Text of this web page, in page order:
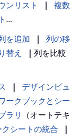
ンリスト
複数
...
を追加
列の移
替え
列を比較
デザインビュ
ークブックとシー
ラリ
（オートテキ
クシートの統合